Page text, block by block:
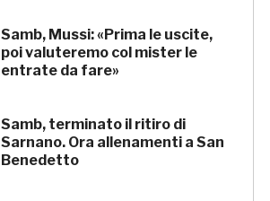
Samb, Mussi: «Prima le uscite,
poi valuteremo col mister le
entrate da fare»
Samb, terminato il ritiro di
Sarnano. Ora allenamenti a San
Benedetto